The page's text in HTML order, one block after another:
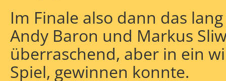
Im Finale also dann das
Andy Baron und Markus
überraschend, aber in ein
Spiel, gewinnen konnte.